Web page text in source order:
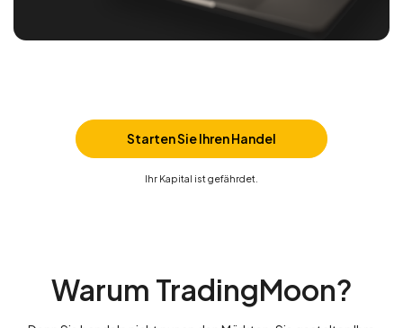
Starten Sie Ihren Handel
Ihr Kapital ist gefährdet.
Warum TradingMoon?